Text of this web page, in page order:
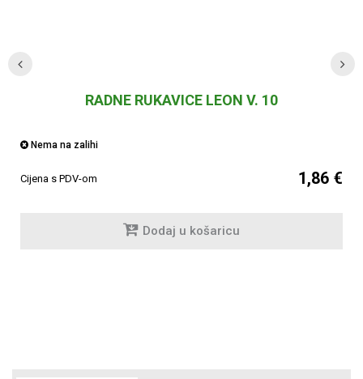
RADNE RUKAVICE LEON V. 10
Nema na zalihi
Cijena s PDV-om 1,86 €
Dodaj u košaricu